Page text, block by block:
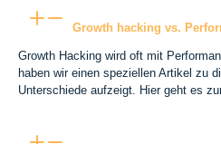
Growth hacking vs.
Growth Hacking wird oft mit
haben wir einen speziellen Artikel zu
Unterschiede aufzeigt. Hier geht es